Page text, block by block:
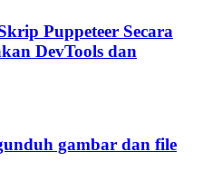
Puppeteer Secara
DevTools dan
gambar dan file